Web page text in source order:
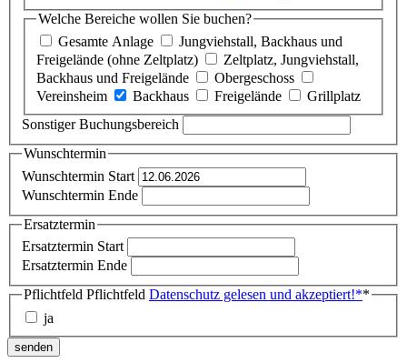
Welche Bereiche wollen Sie buchen?
Gesamte Anlage
Jungviehstall, Backhaus und
Freigelände (ohne Zeltplatz)
Zeltplatz, Jungviehstall,
Backhaus und Freigelände
Obergeschoss
Vereinsheim
Backhaus Freigelände
Grillplatz
Sonstiger Buchungsbereich
Wunschtermin
Wunschtermin Start
Wunschtermin Ende
Ersatztermin
Ersatztermin Start
Ersatztermin Ende
Pflichtfeld Pflichtfeld Datenschutz gelesen und akzeptiert!**
ja
senden